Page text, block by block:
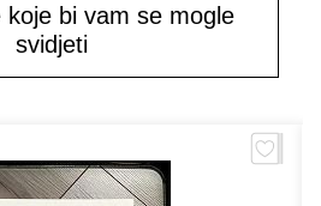
koje bi vam se mogle
svidjeti